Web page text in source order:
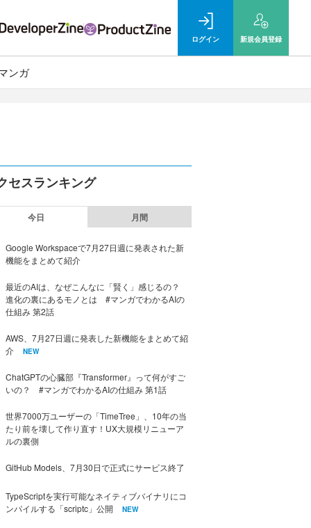
ログイン 新規会員登録
ンガ
セスランキング
今日 月間
Google Workspaceで7月27日週に発表された新
機能をまとめて紹介
最近のAIは、なぜこんなに「賢く」感じるの？
進化の裏にあるモノとは #マンガでわかるAIの
仕組み 第2話
AWS、7月27日週に発表した新機能をまとめて紹
介
NEW
ChatGPTの心臓部『Transformer』って何がすご
いの？ #マンガでわかるAIの仕組み 第1話
世界7000万ユーザーの「TimeTree」、10年の当
たり前を壊して作り直す！UX大規模リニューア
ルの裏側
GitHub Models、7月30日で正式にサービス終了
TypeScriptを実行可能なネイティブバイナリにコ
ンパイルする「scriptc」公開
NEW